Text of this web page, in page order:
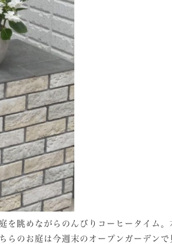
眺めながらのんびりコーヒータイム。
らのお庭は今週末のオープンガーデンで